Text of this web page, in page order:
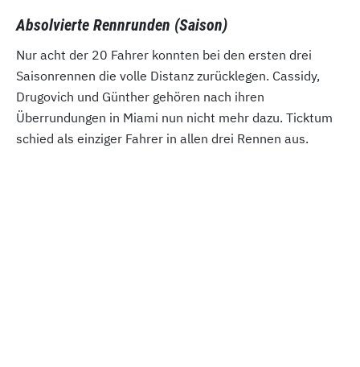
Absolvierte Rennrunden (Saison)
Nur acht der 20 Fahrer konnten bei den ersten drei
Saisonrennen die volle Distanz zurücklegen. Cassidy,
Drugovich und Günther gehören nach ihren
Überrundungen in Miami nun nicht mehr dazu. Ticktum
schied als einziger Fahrer in allen drei Rennen aus.